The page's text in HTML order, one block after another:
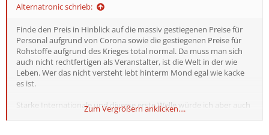
Alternatronic schrieb:
Finde den Preis in Hinblick auf die massiv gestiegenen Preise für
Personal aufgrund von Corona sowie die gestiegenen Preise für
Rohstoffe aufgrund des Krieges total normal. Da muss man sich
auch nicht rechtfertigen als Veranstalter, ist die Welt in der wie
Leben. Wer das nicht versteht lebt hinterm Mond egal wie kacke
es ist.
Starke Internationale und diverse erste Welle würde ich aber auch
Zum Vergrößern anklicken....